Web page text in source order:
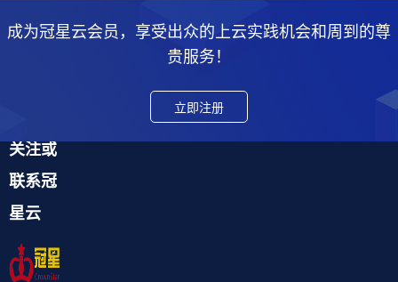
成为冠星云会员，享受出众的上云实践机会和周到的尊
贵服务！
立即注册
关注或
联系冠
星云